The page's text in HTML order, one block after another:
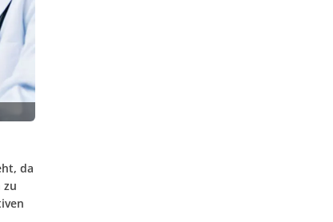
da
zu